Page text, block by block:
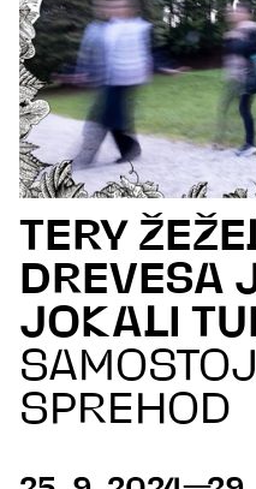
TERY
DREVESA
JOKALI
SPREHOD